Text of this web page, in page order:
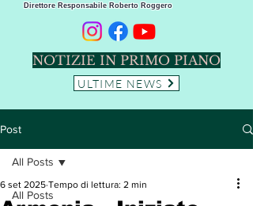
Direttore Responsabile Roberto Roggero
NOTIZIE IN PRIMO PIANO
ULTIME NEWS
Post
All Posts
All Posts
6 set 2025 Tempo di lettura: 2 min